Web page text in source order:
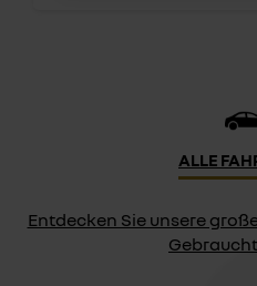
ALLE
Entdecken Sie unsere